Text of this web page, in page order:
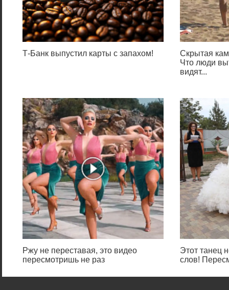
Т-Банк выпустил карты с запахом!
Скрытая
Что люди
видят...
Ржу не переставая, это видео
пересмотришь не раз
Этот танец
слов!